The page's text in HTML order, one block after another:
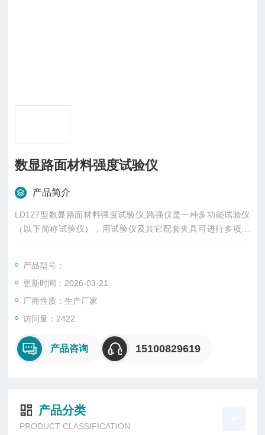
数显路面材料强度试验仪
产品简介
LD127型数显路面材料强度试验仪,路强仪是一种多功能试验仪
（以下简称试验仪），用试验仪及其它配套夹具可进行多项试
验，如水泥和石灰稳定土的抗压强度、劈裂强度、回弹模量等试
（CBR）试验等。
产品型号：
更新时间：2026-03-21
厂商性质：生产厂家
访问量：2422
产品咨询 15100829619
产品分类
PRODUCT CLASSIFICATION